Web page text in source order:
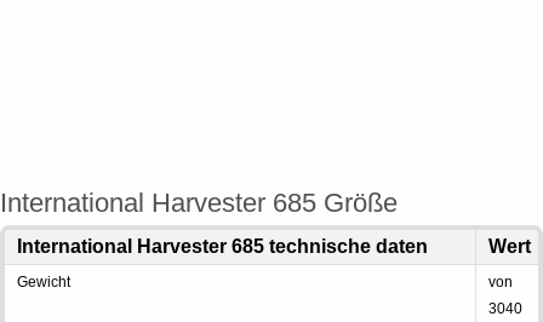
International Harvester 685 Größe
International Harvester 685 technische daten Wert
Gewicht
von
3040